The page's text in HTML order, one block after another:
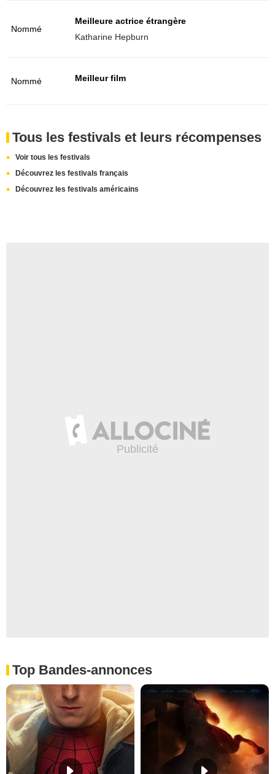
Nommé
Meilleure actrice étrangère
Katharine Hepburn
Nommé Meilleur film
Tous les festivals et leurs récompenses
Voir tous les festivals
Découvrez les festivals français
Découvrez les festivals américains
Top Bandes-annonces